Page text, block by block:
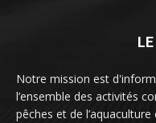
Notre mission est
l’ensemble des activités
pêches et de